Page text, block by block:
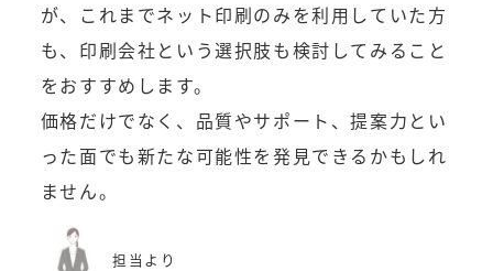
が、これまでネット印刷のみを利用していた方
も、印刷会社という選択肢も検討してみること
をおすすめします。
価格だけでなく、品質やサポート、提案力とい
った面でも新たな可能性を発見できるかもしれ
ません。
担当より